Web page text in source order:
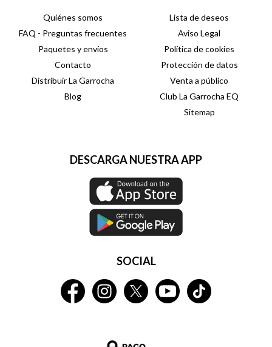
Quiénes somos
FAQ - Preguntas frecuentes
Paquetes y envíos
Contacto
Distribuir La Garrocha
Blog
Lista de deseos
Aviso Legal
Política de cookies
Protección de datos
Venta a público
Club La Garrocha EQ
Sitemap
DESCARGA NUESTRA APP
SOCIAL